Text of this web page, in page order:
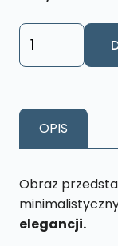
ilość
Obraz
M60
27
cm
OPIS
Obraz
elegancji.